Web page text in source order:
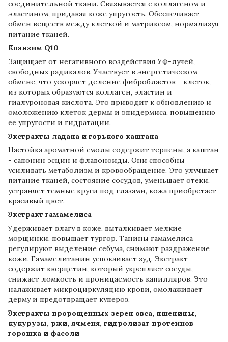
соединительной ткани. Связывается с коллагеном и
эластином, придавая коже упругость. Обеспечивает
обмен веществ между клеткой и матриксом, нормализуя
питание тканей.
Коэнзим Q10
Защищает от негативного воздействия УФ-лучей,
свободных радикалов. Участвует в энергетическом
обмене, что ускоряет деление фибробластов - клеток,
из которых образуются коллаген, эластин и
гиалуроновая кислота. Это приводит к обновлению и
омоложению клеток дермы и эпидермиса, повышению
ее упругости и гидратации.
Экстракты ладана и горького каштана
Настойка ароматной смолы содержит терпены, а каштан
- сапонин эсцин и флавоноиды. Они способны
усиливать метаболизм и кровообращение. Это улучшает
питание тканей, состояние сосудов, уменьшает отеки,
устраняет темные круги под глазами, кожа приобретает
красивый цвет.
Экстракт гамамелиса
Удерживает влагу в коже, выталкивает мелкие
морщинки, повышает тургор. Танины гамамелиса
регулируют выделение себума, снимают раздражение
кожи. Гамамелитанин успокаивает зуд. Экстракт
содержит кверцетин, который укрепляет сосуды,
снижает ломкость и проницаемость капилляров. Это
налаживает микроциркуляцию крови, омолаживает
дерму и предотвращает купероз.
Экстракты пророщенных зерен овса, пшеницы,
кукурузы, ржи, ячменя, гидролизат протеинов
горошка и фасоли